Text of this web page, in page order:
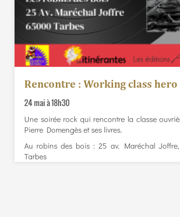
Rencontre : Working class hero
24 mai à 18h30
Une soirée rock qui rencontre la classe
Pierre Domengès et ses livres.
Au robins des bois : 25 av. Maréchal
Tarbes